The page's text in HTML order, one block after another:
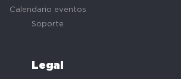
Calendario eventos
Soporte
Legal